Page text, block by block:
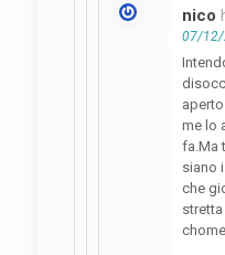
nico
07/12/
me lo
fa.Ma
siano i
che
stretta